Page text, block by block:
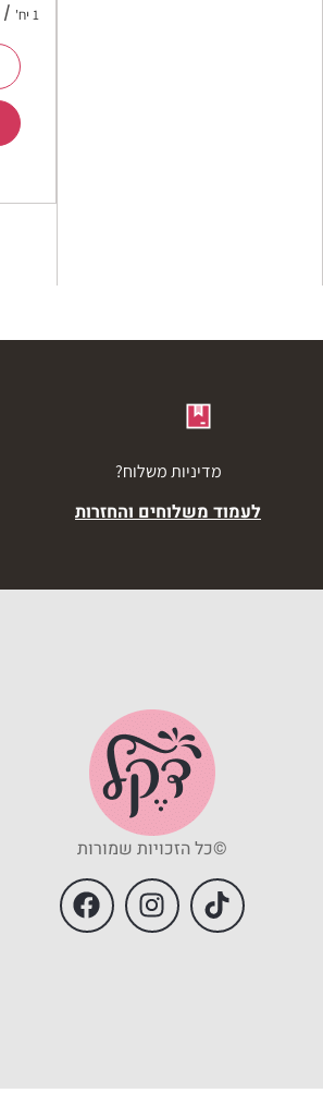
1 יח'
מדיניות משלוח?
לעמוד משלוחים והחזרות
©כל הזכויות שמורות